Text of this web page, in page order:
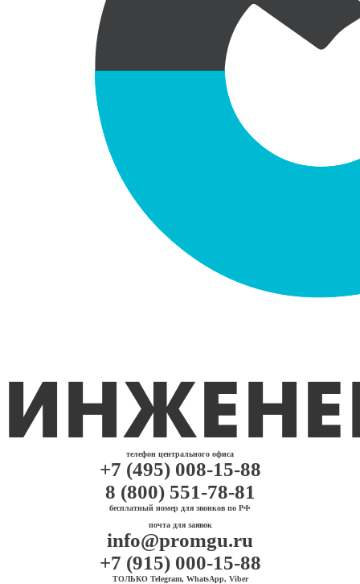
телефон центрального офиса
+7 (495) 008-15-88
8 (800) 551-78-81
бесплатный номер для звонков по РФ
почта для заявок
info@promgu.ru
+7 (915) 000-15-88
ТОЛЬКО Telegram, WhatsApp, Viber